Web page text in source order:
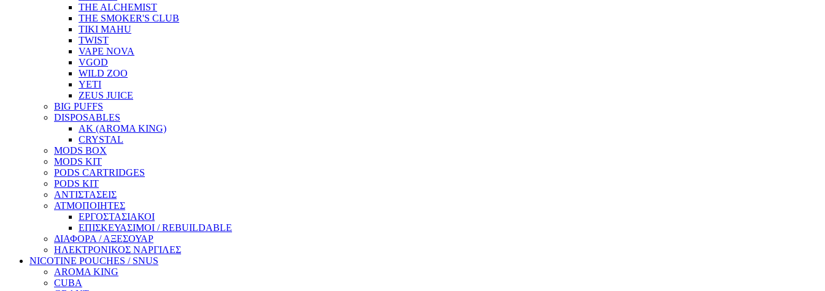
THE ALCHEMIST
THE SMOKER'S CLUB
TIKI MAHU
TWIST
VAPE NOVA
VGOD
WILD ZOO
YETI
ZEUS JUICE
BIG PUFFS
DISPOSABLES
AK (AROMA KING)
CRYSTAL
MODS BOX
MODS KIT
PODS CARTRIDGES
PODS KIT
ΑΝΤΙΣΤΑΣΕΙΣ
ΑΤΜΟΠΟΙΗΤΕΣ
ΕΡΓΟΣΤΑΣΙΑΚΟΙ
ΕΠΙΣΚΕΥΑΣΙΜΟΙ / REBUILDABLE
ΔΙΑΦΟΡΑ / ΑΞΕΣΟΥΑΡ
ΗΛΕΚΤΡΟΝΙΚΟΣ ΝΑΡΓΙΛΕΣ
NICOTINE POUCHES / SNUS
AROMA KING
CUBA